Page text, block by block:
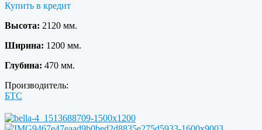
Купить в кредит
Высота: 2120 мм.
Ширина: 1200 мм.
Глубина: 470 мм.
Производитель:
БТС